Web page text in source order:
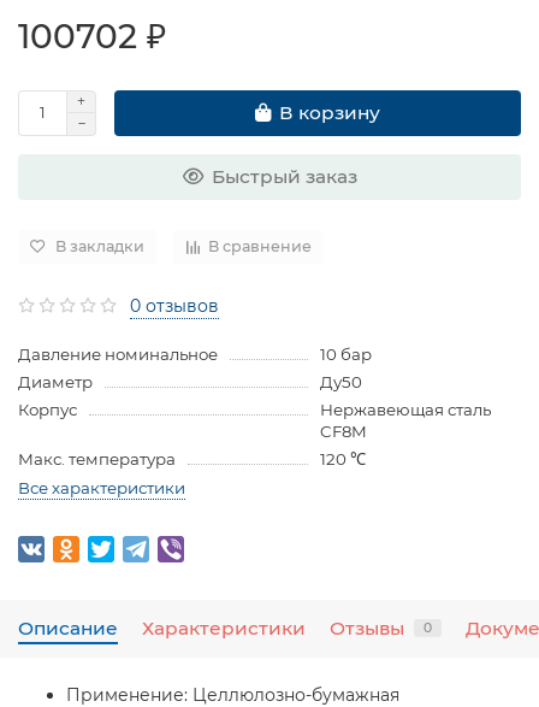
100702 ₽
В корзину
Быстрый заказ
В закладки В сравнение
0 отзывов
Давление номинальное
10 бар
Диаметр
Ду50
Корпус
Нержавеющая сталь
CF8M
Макс. температура
120 ℃
Все характеристики
Описание Характеристики Отзывы 0
Применение: Целлюлозно-бумажная